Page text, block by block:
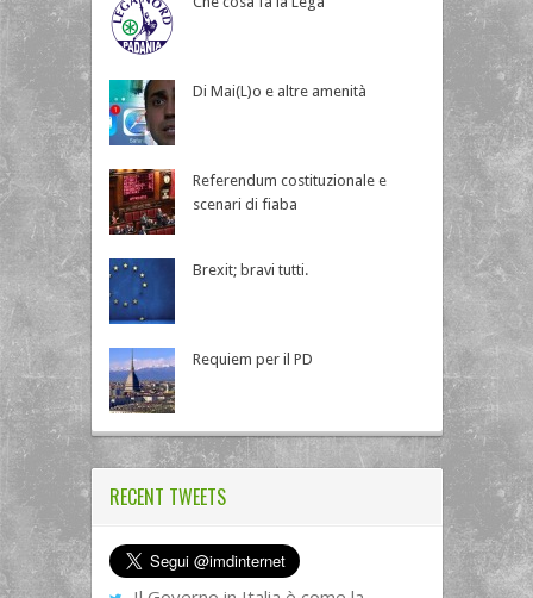
Di Mai(L)o e altre amenità
Referendum costituzionale e
scenari di fiaba
Brexit; bravi tutti.
Requiem per il PD
RECENT TWEETS